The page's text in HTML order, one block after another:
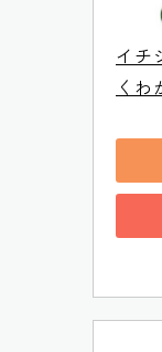
イチ
く